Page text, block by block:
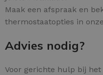
Maak een afspraak en
thermostaatopties in
Advies nodig?
Voor gerichte hulp bij